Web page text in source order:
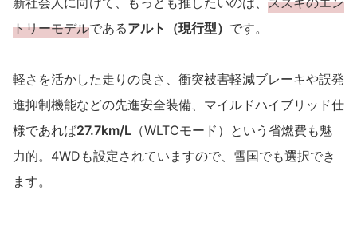
トリーモデルであるアルト（現行型） です。
軽さを活かした走りの良さ、衝突被害軽減ブレーキや誤発
進抑制機能などの先進安全装備、マイルドハイブリッド仕
様であれば27.7km/L （WLTCモード）という省燃費も魅
力的。4WDも設定されていますので、雪国でも選択でき
ます。